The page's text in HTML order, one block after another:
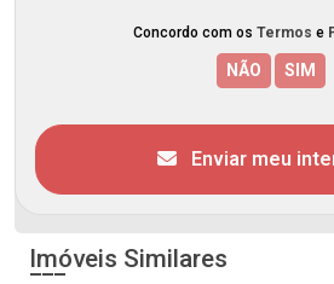
Concordo com os Termos e
Enviar meu
Imóveis Similares